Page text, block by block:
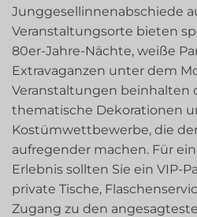
Junggesellinnenabschiede
Veranstaltungsorte bieten
80er-Jahre-Nächte, weiße
Extravaganzen unter dem
Veranstaltungen beinhalten
thematische Dekorationen
Kostümwettbewerbe, die
aufregender machen. Für
Erlebnis sollten Sie ein VIP-
private Tische,
Zugang zu den